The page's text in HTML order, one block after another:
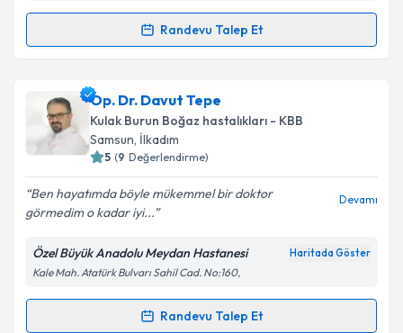
Kişisel verilerimin işlenmesine ilişkin
Metni'ni okudum ve kişisel verilerimin belirtilen
Takvim Talebini Gönder
Randevu Talep Et
Randevu Takvimi Talebi
Uzm. Dr. Gül Şekerlisoy Tatar
talebi oluşturun. Size bu uzmandan randevu almanız
için bir takvim hazırlandığında e-posta ile
bilgilendireceğiz.
E-posta Adresiniz
Kişisel verilerimin işlenmesine ilişkin
Metni'ni okudum ve kişisel verilerimin belirtilen
kapsamda işlenmesini kabul ediyorum.
Op. Dr. Davut Tepe
Kulak Burun Boğaz hastalıkları - KBB
Samsun, İlkadım
5 (9 Değerlendirme)
Ben hayatımda böyle mükemmel bir doktor
görmedim o kadar iyi...
Devamı
Özel Büyük Anadolu Meydan Hastanesi Haritada Göster
Kale Mah. Atatürk Bulvarı Sahil Cad. No:160,
Randevu Talep Et
Randevu Takvimi Talebi